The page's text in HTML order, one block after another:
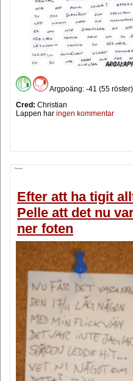
Argpoäng: -41 (55 röster)
Cred: Christian
Lappen har ingen kommentar
Efter att ha tigit
Pelle att det nu
ner foten